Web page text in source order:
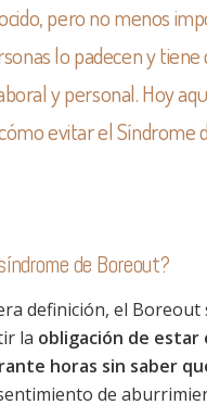
pero no menos
lo padecen y tiene
y personal. Hoy
evitar el Síndrome
de Boreout?
definición, el Boreout
la obligación de estar
horas sin saber
de